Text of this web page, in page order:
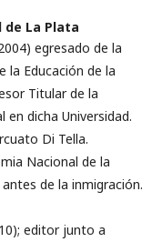
de La Plata
egresado de la
la Educación de la
Titular de la
dicha Universidad.
Di Tella.
Nacional de la
de la inmigración.
editor junto a